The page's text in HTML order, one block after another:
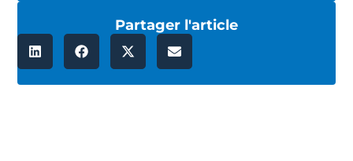
Partager l'article